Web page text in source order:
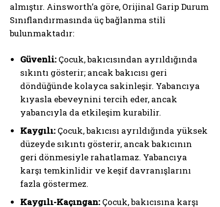
almıştır. Ainsworth’a göre, Orijinal Garip Durum
Sınıflandırmasında üç bağlanma stili
bulunmaktadır:
Güvenli: Çocuk, bakıcısından ayrıldığında
sıkıntı gösterir; ancak bakıcısı geri
döndüğünde kolayca sakinleşir. Yabancıya
kıyasla ebeveynini tercih eder, ancak
yabancıyla da etkileşim kurabilir.
Kaygılı: Çocuk, bakıcısı ayrıldığında yüksek
düzeyde sıkıntı gösterir, ancak bakıcının
geri dönmesiyle rahatlamaz. Yabancıya
karşı temkinlidir ve keşif davranışlarını
fazla göstermez.
Kaygılı-Kaçıngan: Çocuk, bakıcısına karşı